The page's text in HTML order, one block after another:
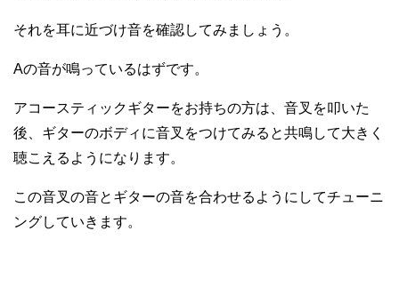
それを耳に近づけ音を確認してみましょう。
Aの音が鳴っているはずです。
アコースティックギターをお持ちの方は、音叉を叩いた
後、ギターのボディに音叉をつけてみると共鳴して大きく
聴こえるようになります。
この音叉の音とギターの音を合わせるようにしてチューニ
ングしていきます。